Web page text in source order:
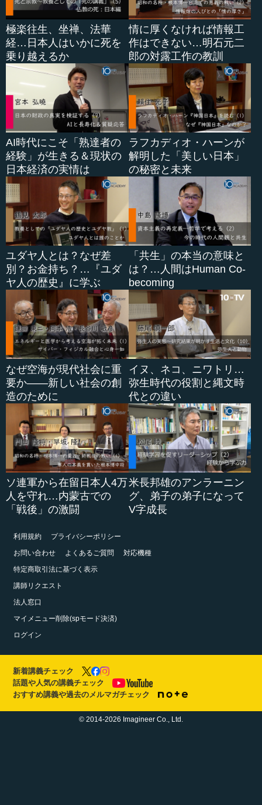
極楽往生、坐禅、法華
経…日本人はいかに死を
乗り越えるか
情に厚くなければ情報工
作はできない…明石元二
郎の対露工作の教訓
AI時代にこそ「熟達者の
経験」が生きる＆現状の
日本経済の実情は
ラフカディオ・ハーンが
解明した「美しい日本」
の秘密と未来
ユダヤ人とは？なぜ差
別？お金持ち？…『ユダ
ヤ人の歴史』に学ぶ
「共生」の本当の意味と
は？…人間はHuman Co-
becoming
なぜ空海が現代社会に重
要か――新しい社会の創
造のために
イヌ、ネコ、ニワトリ…
弥生時代の役割と縄文時
代との違い
ソ連軍から在留日本人4万
人を守れ…内蒙古での
「戦後」の激闘
米長邦雄のアンラーニン
グ、弟子の弟子になって
V字成長
利用規約
プライバシーポリシー
お問い合わせ
よくあるご質問
対応機種
特定商取引法に基づく表示
講師リクエスト
法人窓口
マイメニュー削除(spモード決済)
ログイン
新着講義チェック
話題や人気の講義チェック
おすすめ講義や過去のメルマガチェック
© 2014-2026 Imagineer Co., Ltd.